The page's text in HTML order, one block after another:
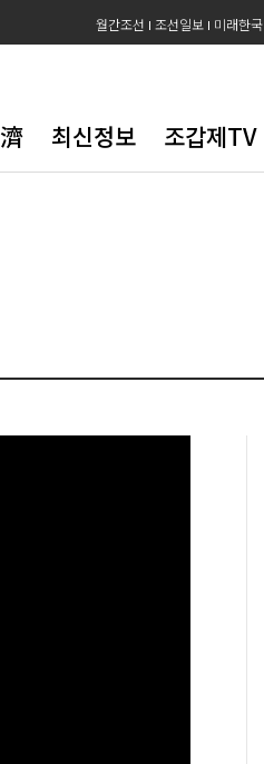
월간조선 조선일보 미래한국
최신정보 조갑제TV